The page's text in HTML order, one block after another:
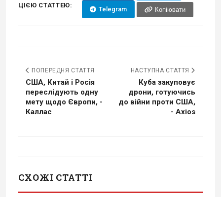
ЦІЄЮ СТАТТЕЮ:
Telegram Копіювати
ПОПЕРЕДНЯ СТАТТЯ
США, Китай і Росія
переслідують одну
мету щодо Європи, -
Каллас
НАСТУПНА СТАТТЯ
Куба закуповує
дрони, готуючись
до війни проти США,
- Axios
СХОЖІ СТАТТІ